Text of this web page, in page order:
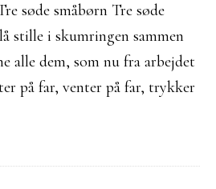
søde småbørn Tre søde
stille i skumringen sammen
alle dem, som nu fra arbejdet
på far, venter på far, trykker